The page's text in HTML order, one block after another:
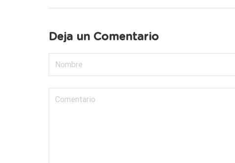
Deja un Comentario